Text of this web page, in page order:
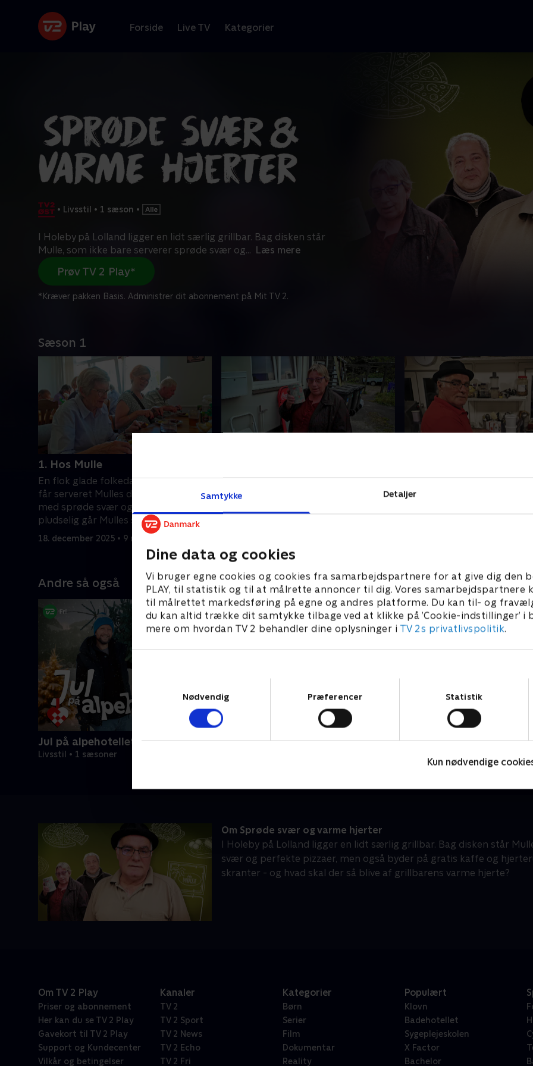
Samtykke Detaljer
Dine data og cookies
Vi bruger egne cookies og cookies fra samarbejdspartnere for at give dig den
PLAY, til statistik og til at målrette annoncer til dig. Vores samarbejdspartnere
til målrettet markedsføring på egne og andres platforme. Du kan til- og
du kan altid trække dit samtykke tilbage ved at klikke på ’Cookie-indstillinger’ i
mere om hvordan TV 2 behandler dine oplysninger i TV 2s privatlivspolitik.
Nødvendig
Præferencer Statistik
Kun nødvendige
Forside Live TV Kategorier
• Livsstil • 1 sæson •
I Holeby på Lolland ligger en lidt særlig grillbar. Bag disken står
Mulle, som ikke bare serverer sprøde svær og... Læs mere
Prøv TV 2 Play*
*Kræver pakken Basis. Administrer dit abonnement på Mit TV 2.
Sæson 1
1. Hos Mulle
En flok glade folkedansere fra Stevns
får serveret Mulles dejlige flæskesteg
med sprøde svær og højt humør. Men
pludselig går Mulles skulder af led.
18. december 2025 • 9 min
Mulle møder et par udfordringer i
grillbaren. Heldigvis er der altid ro at
men alligevel myldrer folk
Andre så også
Jul på alpehotellet
Livsstil • 1 sæsoner
Jul på slottet - Warwick
Om Sprøde svær og varme hjerter
I Holeby på Lolland ligger en lidt særlig grillbar. Bag disken står
svær og perfekte pizzaer, men også byder på gratis kaffe og
skranter - og hvad skal der så blive af grillbarens varme hjerte?
Om TV 2 Play
Priser og abonnement
Her kan du se TV 2 Play
Gavekort til TV 2 Play
Support og Kundecenter
Vilkår og betingelser
Kanaler
TV 2
TV 2 Sport
TV 2 News
TV 2 Echo
TV 2 Fri
Kategorier
Børn
Serier
Film
Dokumentar
Reality
Populært
Klovn
Badehotellet
Sygeplejeskolen
X Factor
Bachelor